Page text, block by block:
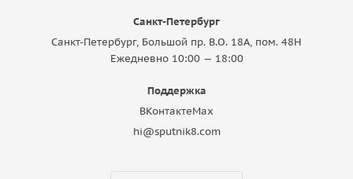
Санкт-Петербург
Санкт-Петербург, Большой пр. В.О. 18A, пом. 48Н
Ежедневно 10:00 — 18:00
Поддержка
ВКонтактеMax
hi@sputnik8.com